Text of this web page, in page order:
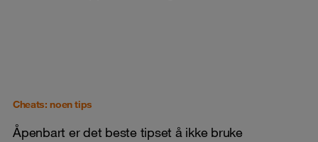
Cheats: noen tips
Åpenbart er det beste tipset å ikke bruke